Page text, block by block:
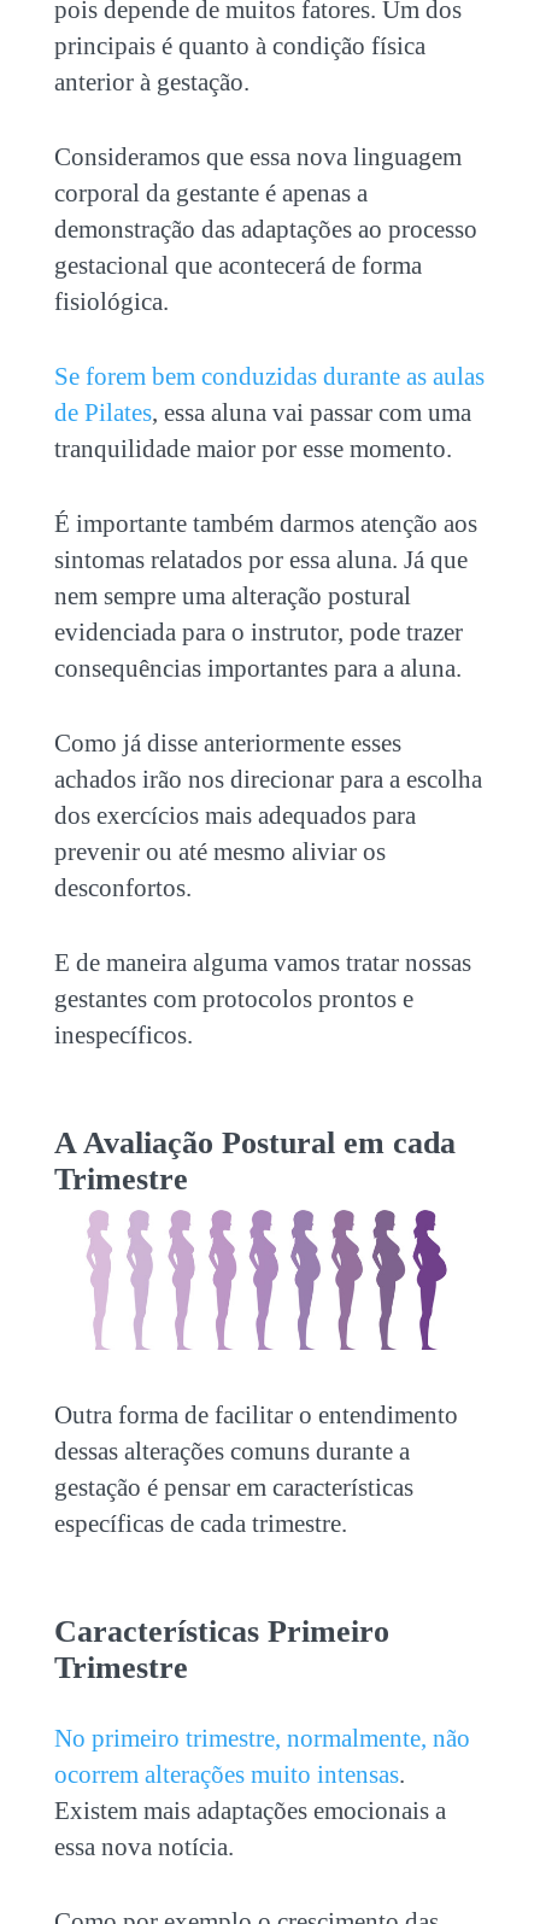
pois depende de muitos fatores. Um dos
principais é quanto à condição física
anterior à gestação.
Consideramos que essa nova linguagem
corporal da gestante é apenas a
demonstração das adaptações ao processo
gestacional que acontecerá de forma
fisiológica.
Se forem bem conduzidas durante as aulas
de Pilates, essa aluna vai passar com uma
tranquilidade maior por esse momento.
É importante também darmos atenção aos
sintomas relatados por essa aluna. Já que
nem sempre uma alteração postural
evidenciada para o instrutor, pode trazer
consequências importantes para a aluna.
Como já disse anteriormente esses
achados irão nos direcionar para a escolha
dos exercícios mais adequados para
prevenir ou até mesmo aliviar os
desconfortos.
E de maneira alguma vamos tratar nossas
gestantes com protocolos prontos e
inespecíficos.
A Avaliação Postural em cada
Trimestre
Outra forma de facilitar o entendimento
dessas alterações comuns durante a
gestação é pensar em características
específicas de cada trimestre.
Características Primeiro
Trimestre
No primeiro trimestre, normalmente, não
ocorrem alterações muito intensas.
Existem mais adaptações emocionais a
essa nova notícia.